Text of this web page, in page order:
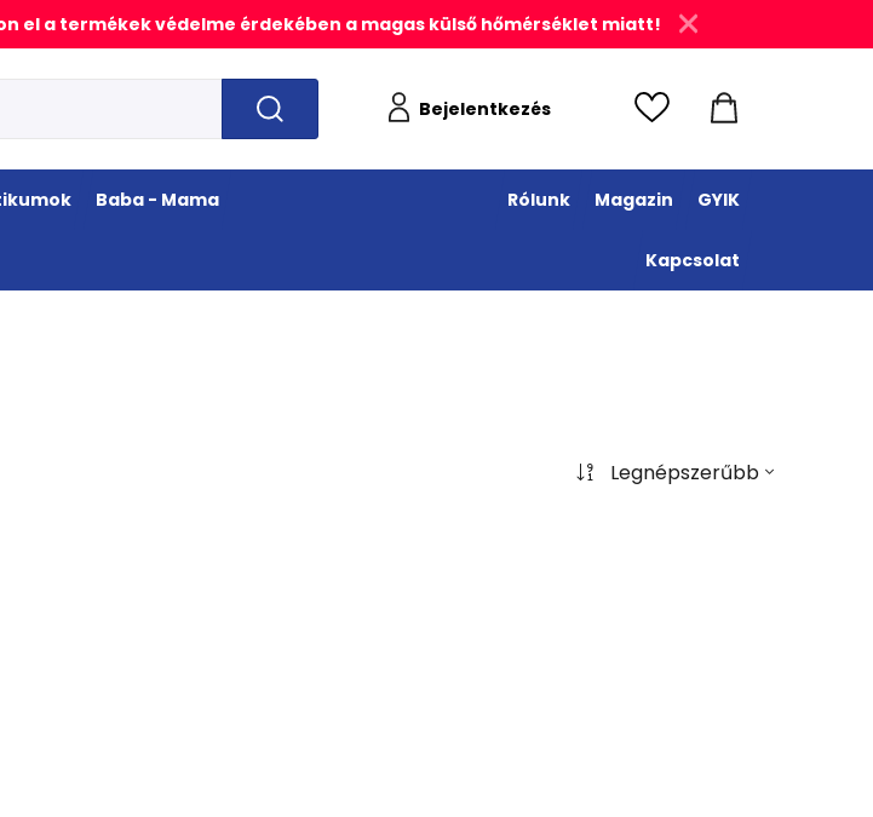
el a termékek védelme érdekében a magas külső hőmérséklet miatt!
Bejelentkezés
Baba - Mama Rólunk Magazin GYIK
Kapcsolat
Legnépszerűbb